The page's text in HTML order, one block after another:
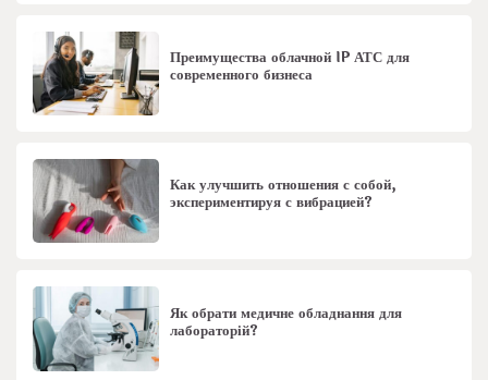
Преимущества облачной IP АТС для
современного бизнеса
Как улучшить отношения с собой,
экспериментируя с вибрацией?
Як обрати медичне обладнання для
лабораторій?